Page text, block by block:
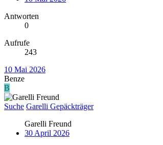
Antworten
0
Aufrufe
243
10 Mai 2026
Benze
B
Suche Garelli Gepäckträger
Garelli Freund
30 April 2026